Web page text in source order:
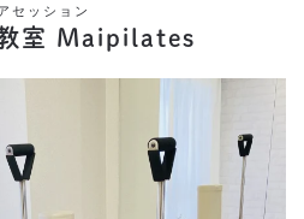
セッション
室 Maipilates